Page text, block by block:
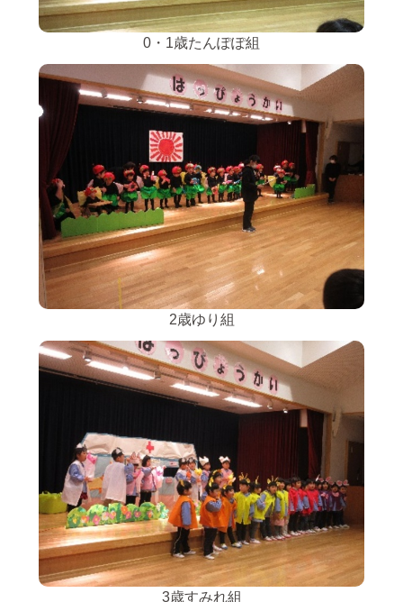
0・1歳たんぽぽ組
2歳ゆり組
3歳すみれ組